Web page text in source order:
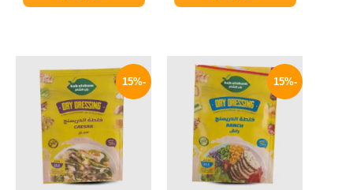
-15%
الأصلي
هو:
20 EGP.
الحالي
هو:
17 EGP.
-15%
الأصلي
20 EGP.
الحالي
هو:
17 EGP.